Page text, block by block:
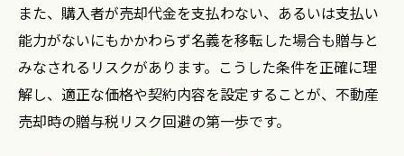
投資用ワンルーム売却で活用できる節税策
不動産売却時の経費計上ポイントと注意点
節税に役立つワンルーム不動産の特徴とは
不動産売却と贈与税の節税ポイントを解説
また、購入者が売却代金を支払わない、あるいは支払い
能力がないにもかかわらず名義を移転した場合も贈与と
みなされるリスクがあります。こうした条件を正確に理
解し、適正な価格や契約内容を設定することが、不動産
売却時の贈与税リスク回避の第一歩です。